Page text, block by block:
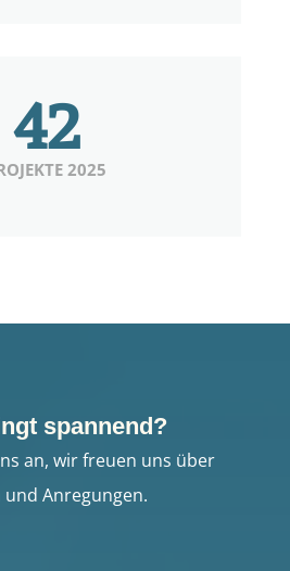
42
2025
spannend?
an, wir freuen uns über
und Anregungen.